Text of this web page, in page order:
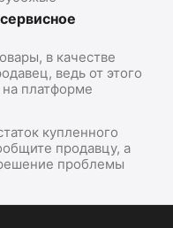
в качестве
ведь от этого
на платформе
купленного
продавцу, а
проблемы